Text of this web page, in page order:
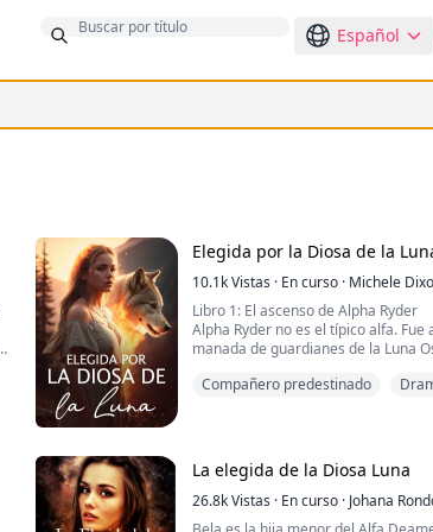
Español
Elegida por la Diosa de la
10.1kVistas · En curso · Michele
Libro 1: El ascenso de Alpha Ryder
Alpha Ryder no es el típico alfa. Fue
manada de guardianes de la Luna
miembros de la manada se
incómodo con gente nueva,
Cuando conoce a su compañera
que nunca pensó que tenía. Sus
son solo el principio. Cuando su
Compañero predestinado
La elegida de la Diosa Luna
26.8kVistas · En curso · Johana